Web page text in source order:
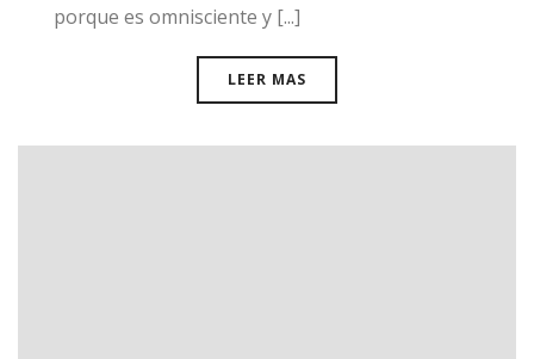
porque es omnisciente y [...]
LEER MAS